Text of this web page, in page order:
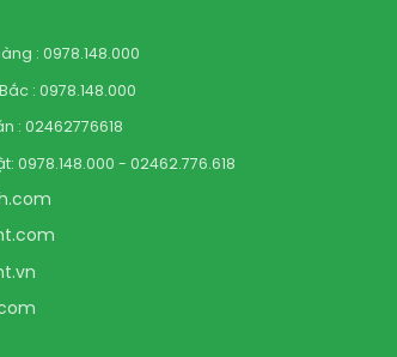
: 0978.148.000
: 0978.148.000
: 02462776618
0978.148.000 - 02462.776.618